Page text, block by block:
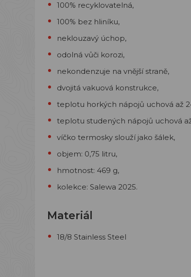
100% recyklovatelná,
100% bez hliníku,
neklouzavý úchop,
odolná vůči korozi,
nekondenzuje na vnější straně,
dvojitá vakuová konstrukce,
teplotu horkých nápojů uchová až
teplotu studených nápojů uchová
víčko termosky slouží jako šálek,
objem: 0,75 litru,
hmotnost: 469 g,
kolekce: Salewa 2025.
Materiál
18/8 Stainless Steel